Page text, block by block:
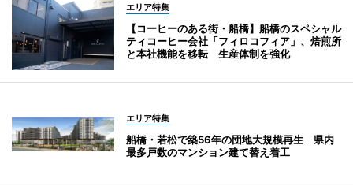
エリア特集
【コーヒーのある街・船橋】船橋のスペシャル
ティコーヒー会社「フィロコフィア」、焙煎所
と本社機能を移転 生産体制を強化
エリア特集
船橋・若松で築56年の団地大規模再生 県内
最多戸数のマンション建て替え着工